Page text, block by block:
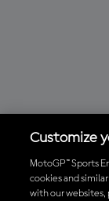
Customize
MotoGP™ Sports
cookies and
with our websites,